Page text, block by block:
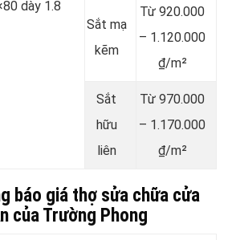
dày 1.8
Sắt mạ
kẽm
Từ 920.000
– 1.120.000
₫/m²
Sắt
hữu
liên
Từ 970.000
– 1.170.000
₫/m²
báo giá thợ sửa chữa cửa
của Trường Phong